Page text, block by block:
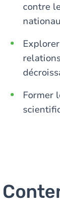
contre
Former